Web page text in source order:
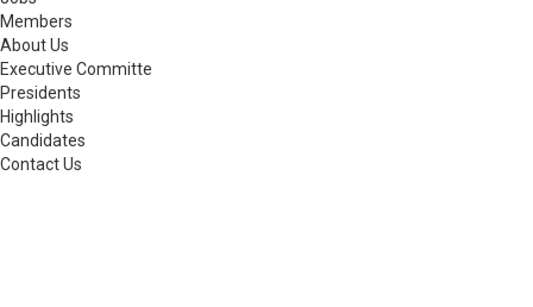
Members
About Us
Executive Committe
Presidents
Highlights
Candidates
Contact Us